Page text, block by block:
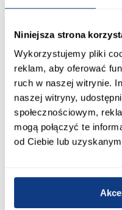
Niniejsza strona
Wykorzystujemy pliki
reklam, aby oferować
ruch w naszej witrynie.
naszej witryny,
społecznościowym,
mogą połączyć te
od Ciebie lub
Szerokość [cm]:
90.00
Głębokość [cm]:
184.00
65.00
80x180